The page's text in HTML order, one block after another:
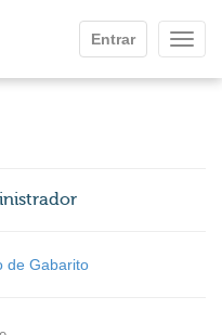
Entrar
de Gabarito